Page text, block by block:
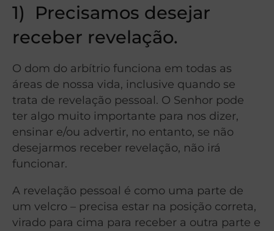
1)
Precisamos desejar
receber revelação.
O dom do arbítrio funciona em todas as
áreas de nossa vida, inclusive quando se
trata de revelação pessoal. O Senhor pode
ter algo muito importante para nos dizer,
ensinar e/ou advertir, no entanto, se não
desejarmos receber revelação, não irá
funcionar.
A revelação pessoal é como uma parte de
um velcro – precisa estar na posição correta,
virado para cima para receber a outra parte e